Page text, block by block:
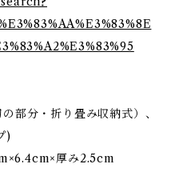
部分・折り畳み収納式）、
)
厚み2.5cm